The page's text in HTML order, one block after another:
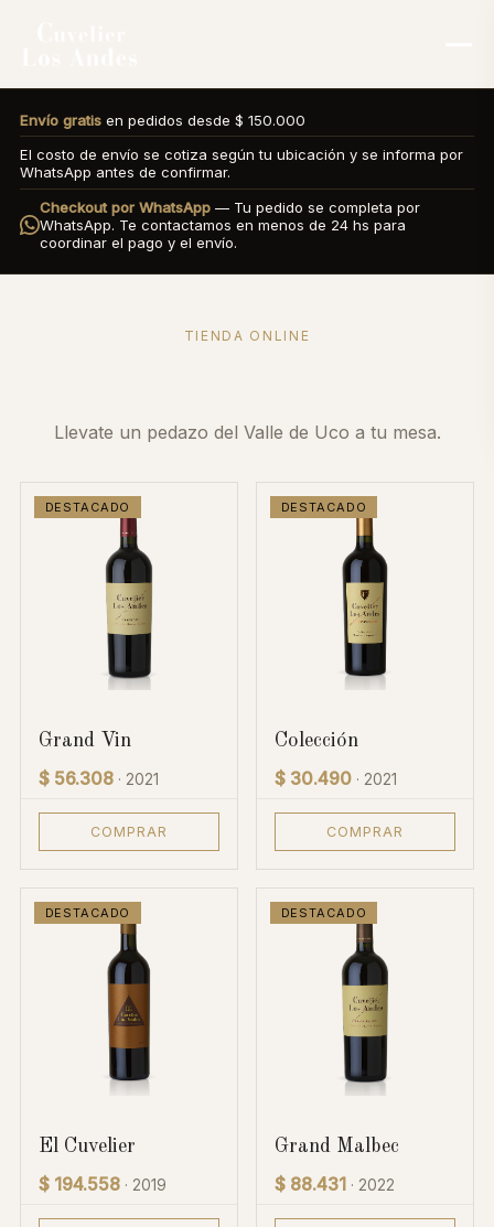
Envío gratisen pedidos desde $ 150.000
El costo de envío se cotiza según tu ubicación y se informa por
WhatsApp antes de confirmar.
Checkout por WhatsApp— Tu pedido se completa por
WhatsApp. Te contactamos en menos de 24 hs para
coordinar el pago y el envío.
TIENDA ONLINE
Llevate un pedazo del Valle de Uco a tu mesa.
DESTACADO
Grand Vin
$ 56.308 · 2021
COMPRAR
DESTACADO
Colección
$ 30.490 · 2021
COMPRAR
DESTACADO
El Cuvelier
$ 194.558 · 2019
DESTACADO
Grand Malbec
$ 88.431 · 2022